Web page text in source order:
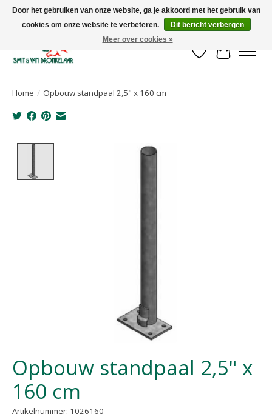
Uw leverancier voor stalinrichtingen en het opruwen van betonvloeren!
Verlanglijst
Home / Opbouw standpaal 2,5" x 160 cm
Product image slideshow Items
Opbouw standpaal 2,5" x
160 cm
Artikelnummer: 1026160
Door het gebruiken van onze website, ga je akkoord met het gebruik van
cookies om onze website te verbeteren.
Dit bericht verbergen
Meer over cookies »